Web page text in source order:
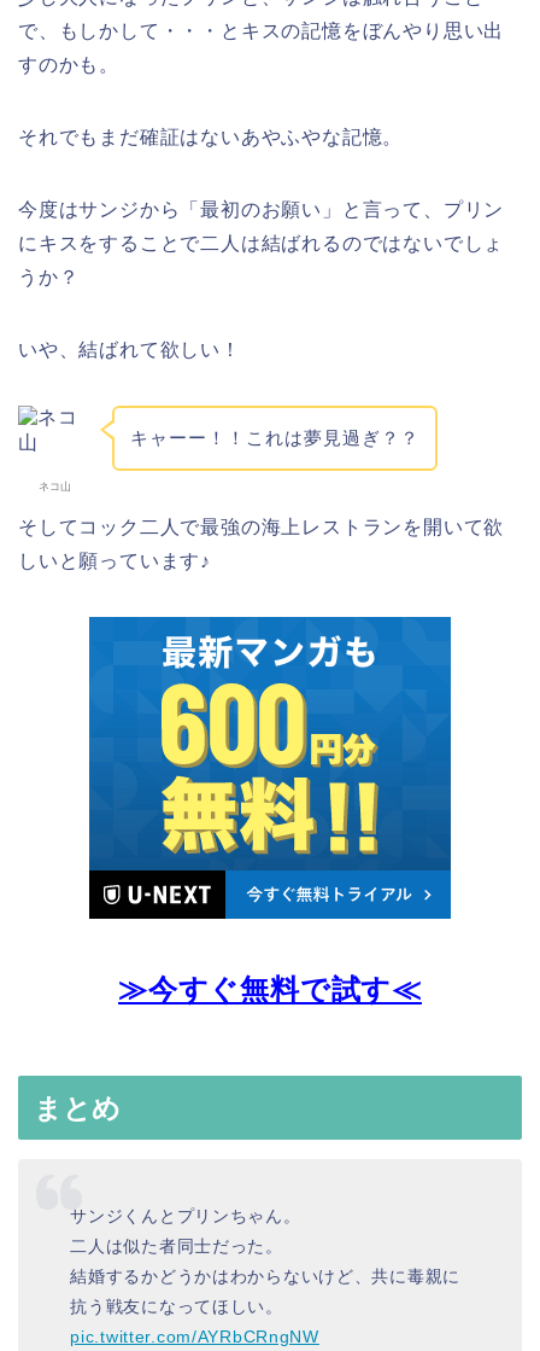
で、もしかして・・・とキスの記憶をぼんやり思い出
すのかも。
それでもまだ確証はないあやふやな記憶。
今度はサンジから「最初のお願い」と言って、プリン
にキスをすることで二人は結ばれるのではないでしょ
うか？
いや、結ばれて欲しい！
ネコ山
キャーー！！これは夢見過ぎ？？
そしてコック二人で最強の海上レストランを開いて欲
しいと願っています♪
≫今すぐ無料で試す≪
まとめ
サンジくんとプリンちゃん。
二人は似た者同士だった。
結婚するかどうかはわからないけど、共に毒親に
抗う戦友になってほしい。
pic.twitter.com/AYRbCRngNW